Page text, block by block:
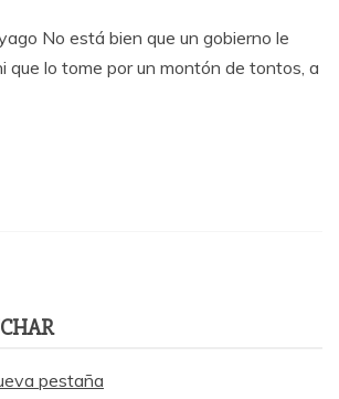
No está bien que un gobierno le
que lo tome por un montón de tontos, a
pestaña